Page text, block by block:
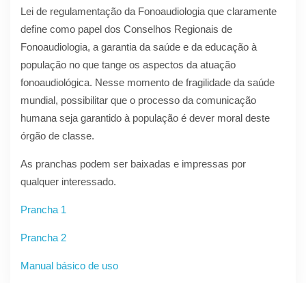
Lei de regulamentação da Fonoaudiologia que claramente
define como papel dos Conselhos Regionais de
Fonoaudiologia, a garantia da saúde e da educação à
população no que tange os aspectos da atuação
fonoaudiológica. Nesse momento de fragilidade da saúde
mundial, possibilitar que o processo da comunicação
humana seja garantido à população é dever moral deste
órgão de classe.
As pranchas podem ser baixadas e impressas por
qualquer interessado.
Prancha 1
Prancha 2
Manual básico de uso